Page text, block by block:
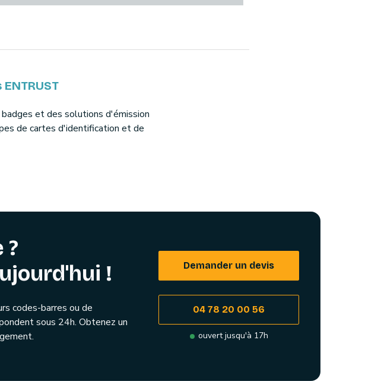
et des solutions d'émission
de cartes d'identification et de
?
!
codes-barres ou de
sous 24h. Obtenez un
Demander un devis
04 78 20 00 56
ouvert jusqu'à 17h